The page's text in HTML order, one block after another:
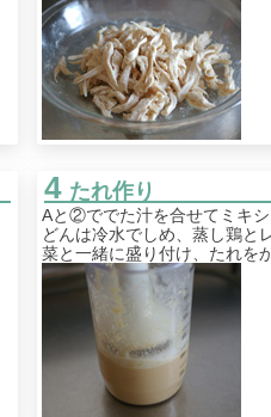
たれ作り
Aと②ででた汁を合せてミキシ
どんは冷水でしめ、蒸し鶏と
菜と一緒に盛り付け、たれを